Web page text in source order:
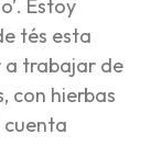
Estoy
tés esta
a trabajar de
con hierbas
cuenta